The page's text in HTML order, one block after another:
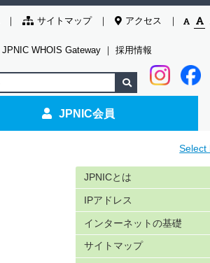
サイトマップ アクセス
JPNIC WHOIS Gateway ｜ 採用情報
JPNIC会員
Select
JPNICとは
IPアドレス
インターネットの基礎
サイトマップ